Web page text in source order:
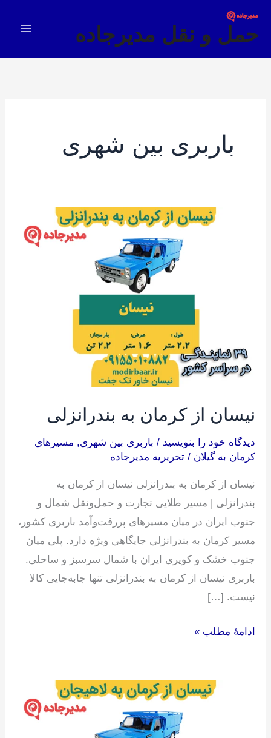
حمل و نقل مدیرجاده
باربری بین شهری
نیسان از کرمان به بندرانزلی
دیدگاه‌ خود را بنویسید / باربری بین شهری, مسیرهای
کرمان به گیلان /تحریریه مدیرجاده
نیسان از کرمان به بندرانزلی نیسان از کرمان به
بندرانزلی | مسیر طلایی تجارت و حمل‌ونقل شمال و
جنوب ایران در میان مسیرهای پررفت‌وآمد باربری کشور،
مسیر کرمان به بندرانزلی جایگاهی ویژه دارد. پلی میان
جنوب خشک و کویری ایران با شمال سرسبز و ساحلی.
باربری نیسان از کرمان به بندرانزلی تنها جابه‌جایی کالا
نیست. […]
ادامۀ مطلب »